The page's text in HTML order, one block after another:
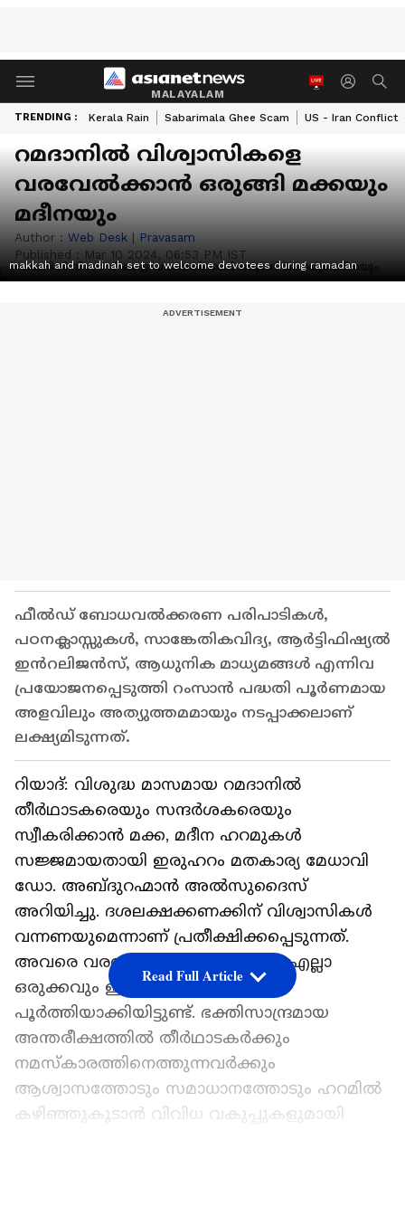
MALAYALAM
TRENDING : Kerala Rain Sabarimala Ghee Scam US - Iran Conflict
റമദാനില്‍ വിശ്വാസികളെ
വരവേൽക്കാൻ ഒരുങ്ങി മക്കയും
മദീനയും
Author : Web Desk | Pravasam
Published : Mar 10 2024, 06:53 PM IST
makkah and madinah set to welcome devotees during ramadan
ഫീൽഡ് ബോധവൽക്കരണ പരിപാടികൾ,
പഠനക്ലാസ്സുകൾ, സാങ്കേതികവിദ്യ, ആർട്ടിഫിഷ്യൽ
ഇൻറലിജൻസ്, ആധുനിക മാധ്യമങ്ങൾ എന്നിവ
പ്രയോജനപ്പെടുത്തി റംസാൻ പദ്ധതി പൂർണമായ
അളവിലും അത്യുത്തമമായും നടപ്പാക്കലാണ്
ലക്ഷ്യമിടുന്നത്.
റിയാദ്: വിശുദ്ധ മാസമായ റമദാനില്‍
തീർഥാടകരെയും സന്ദർശകരെയും
സ്വീകരിക്കാൻ മക്ക, മദീന ഹറമുകൾ
സജ്ജമായതായി ഇരുഹറം മതകാര്യ മേധാവി
ഡോ. അബ്ദുറഹ്മാൻ അൽസുദൈസ്
അറിയിച്ചു. ദശലക്ഷക്കണക്കിന് വിശ്വാസികൾ
വന്നണയുമെന്നാണ് പ്രതീക്ഷിക്കപ്പെടുന്നത്.
അവരെ വരവേൽക്കാനാവശ്യമായ എല്ലാ
ഒരുക്കവും ഇരുഹറം കാര്യാലയം
പൂർത്തിയാക്കിയിട്ടുണ്ട്. ഭക്തിസാന്ദ്രമായ
അന്തരീക്ഷത്തിൽ തീർഥാടകർക്കും
നമസ്കാരത്തിനെത്തുന്നവർക്കും
ആശ്വാസത്തോടും സമാധാനത്തോടും ഹറമിൽ
കഴിഞ്ഞുകൂടാൻ വിവിധ വകുപ്പുകളുമായി
Read Full Article